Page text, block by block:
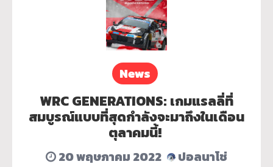
News
WRC GENERATIONS: เกมแรลลี่ที่
สมบูรณ์แบบที่สุดกำลังจะมาถึงในเดือน
ตุลาคมนี้!
20 พฤษภาคม 2022
ปอลนาโช่